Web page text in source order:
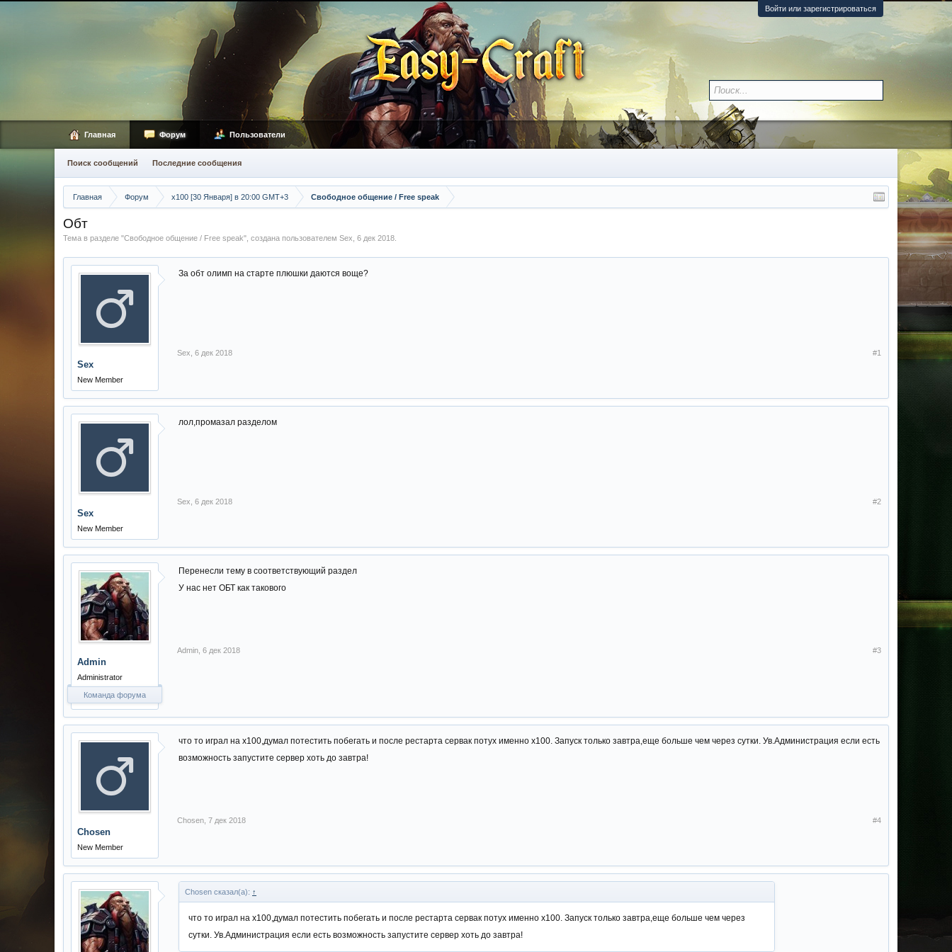
Войти или зарегистрироваться
Главная Форум х100 [30 Января] в 20:00 GMT+3 Свободное общение / Free speak
Обт
Тема в разделе "Свободное общение / Free speak", создана пользователем Sex 6 дек 2018
Sex
New Member
За обт олимп на старте плюшки даются воще?
Sex 6 дек 2018 #1
Sex
New Member
лол,промазал разделом
Sex 6 дек 2018 #2
Admin
Administrator
Команда форума
Перенесли тему в соответствующий раздел
У нас нет ОБТ как такового
Admin 6 дек 2018 #3
Chosen
New Member
что то играл на х100,думал потестить побегать и после рестарта сервак потух именно х100. Запуск только завтра,еще больше чем через сутки. Ув.Администрация если есть
возможность запустите сервер хоть до завтра!
Chosen 7 дек 2018 #4
Chosen сказал(а): ↑
что то играл на х100,думал потестить побегать и после рестарта сервак потух именно х100. Запуск только завтра,еще больше чем через
сутки. Ув.Администрация если есть возможность запустите сервер хоть до завтра!
Главная Форум
Поиск сообщений Последние сообщения
Пользователи